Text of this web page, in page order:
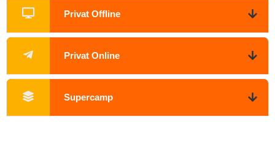
Privat Offline
Privat Online
Supercamp